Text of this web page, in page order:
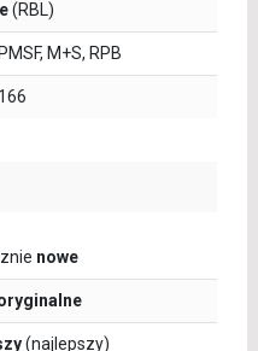
nowe
(najlepszy)
(RBL)
M+S, RPB